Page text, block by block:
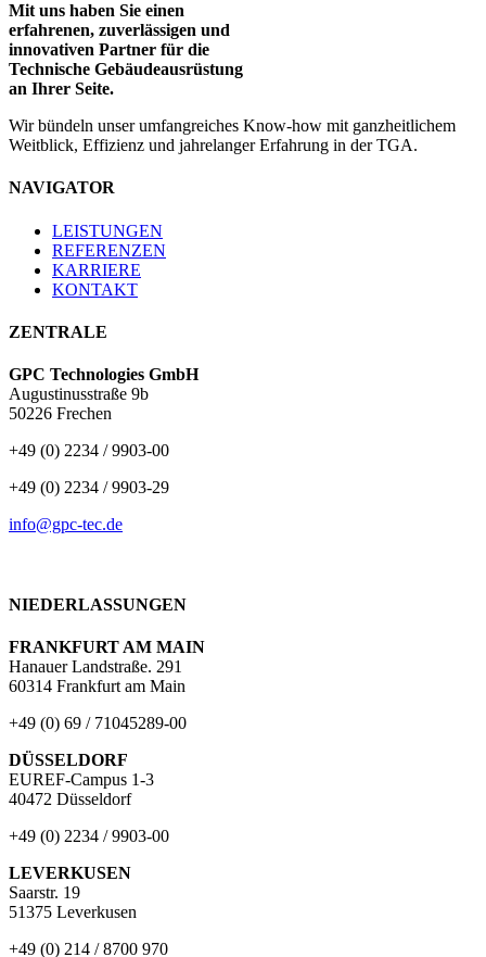
Mit uns haben Sie einen
erfahrenen, zuverlässigen und
innovativen Partner für die
Technische Gebäudeausrüstung
an Ihrer Seite.
Wir bündeln unser umfangreiches Know-how mit ganzheitlichem
Weitblick, Effizienz und jahrelanger Erfahrung in der TGA.
NAVIGATOR
LEISTUNGEN
REFERENZEN
KARRIERE
KONTAKT
ZENTRALE
GPC Technologies GmbH
Augustinusstraße 9b
50226 Frechen
+49 (0) 2234 / 9903-00
+49 (0) 2234 / 9903-29
info@gpc-tec.de
NIEDERLASSUNGEN
FRANKFURT AM MAIN
Hanauer Landstraße. 291
60314 Frankfurt am Main
+49 (0) 69 / 71045289-00
DÜSSELDORF
EUREF-Campus 1-3
40472 Düsseldorf
+49 (0) 2234 / 9903-00
LEVERKUSEN
Saarstr. 19
51375 Leverkusen
+49 (0) 214 / 8700 970